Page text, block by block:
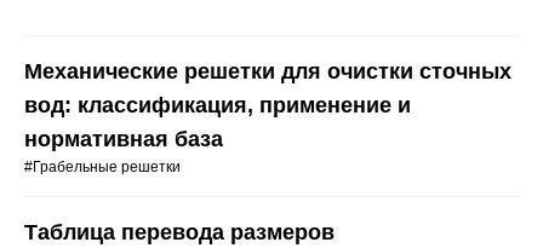
Механические решетки для очистки сточных
вод: классификация, применение и
нормативная база
#Грабельные решетки
Таблица перевода размеров